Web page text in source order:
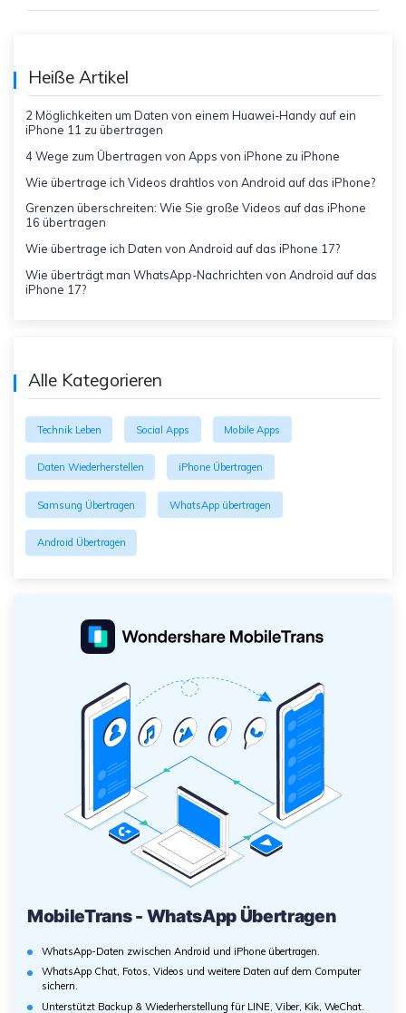
Heiße Artikel
2 Möglichkeiten um Daten von einem Huawei-Handy auf ein
iPhone 11 zu übertragen
4 Wege zum Übertragen von Apps von iPhone zu iPhone
Wie übertrage ich Videos drahtlos von Android auf das iPhone?
Grenzen überschreiten: Wie Sie große Videos auf das iPhone
16 übertragen
Wie übertrage ich Daten von Android auf das iPhone 17?
Wie überträgt man WhatsApp-Nachrichten von Android auf das
iPhone 17?
Alle Kategorieren
Technik Leben Social Apps Mobile Apps
Daten Wiederherstellen iPhone Übertragen
Samsung Übertragen WhatsApp übertragen
Android Übertragen
MobileTrans - WhatsApp Übertragen
WhatsApp-Daten zwischen Android und iPhone übertragen.
WhatsApp Chat, Fotos, Videos und weitere Daten auf dem Computer
sichern.
Unterstützt Backup & Wiederherstellung für LINE, Viber, Kik, WeChat.